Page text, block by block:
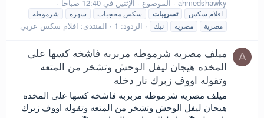
ahmedshawky الموضوع الإثنين في 12:40 صباحاً
افلام سكس تسريبات سكس محجبات سهره
شرموطه
مصرية
مصريه نيك الردود: 1 المنتدى: افلام سكس عربي
A
ميلف مصريه شرموطه مربربه فاشخه كسها على
المخده هيجان ليفل الوحش وتشخر من المتعه
وتقوله اووف زبرك نار دخله
ميلف مصريه شرموطه مربربه فاشخه كسها على المخده
هيجان ليفل الوحش وتشخر من المتعه وتقوله اووف زبرك